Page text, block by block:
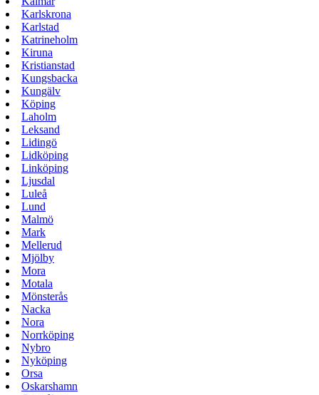
Karlskrona
Karlstad
Katrineholm
Kiruna
Kristianstad
Kungsbacka
Kungälv
Köping
Laholm
Leksand
Lidingö
Lidköping
Linköping
Ljusdal
Luleå
Lund
Malmö
Mark
Mellerud
Mjölby
Mora
Motala
Mönsterås
Nacka
Nora
Norrköping
Nybro
Nyköping
Orsa
Oskarshamn